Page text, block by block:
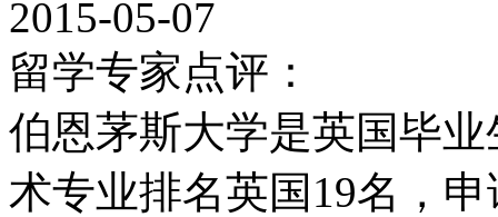
伯恩茅斯市是最快乐、
海岸城市，是英国南部
心，具有英国高质量教
2015-05-07
留学专家点评：
伯恩茅斯大学是英国毕
术专业排名英国19名，